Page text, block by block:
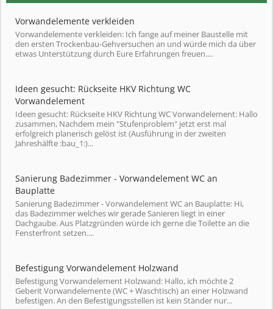
Vorwandelemente verkleiden
Vorwandelemente verkleiden: Ich fange auf meiner Baustelle mit
den ersten Trockenbau-Gehversuchen an und würde mich da über
etwas Unterstützung durch Eure Erfahrungen freuen....
Ideen gesucht: Rückseite HKV Richtung WC
Vorwandelement
Ideen gesucht: Rückseite HKV Richtung WC Vorwandelement: Hallo
zusammen, Nachdem mein "Stufenproblem" jetzt erst mal
erfolgreich planerisch gelöst ist (Ausführung in der zweiten
Jahreshälfte :bau_1:)...
Sanierung Badezimmer - Vorwandelement WC an
Bauplatte
Sanierung Badezimmer - Vorwandelement WC an Bauplatte: Hi,
das Badezimmer welches wir gerade Sanieren liegt in einer
Dachgaube. Aus Platzgründen würde ich gerne die Toilette an die
Fensterfront setzen....
Befestigung Vorwandelement Holzwand
Befestigung Vorwandelement Holzwand: Hallo, ich möchte 2
Geberit Vorwandelemente (WC + Waschtisch) an einer Holzwand
befestigen. An den Befestigungsstellen ist kein Ständer nur...